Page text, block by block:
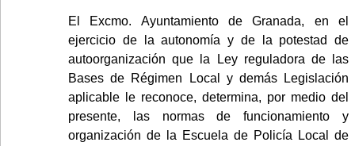
El Excmo. Ayuntamiento de Granada, en el
ejercicio de la autonomía y de la potestad de
autoorganización que la Ley reguladora de las
Bases de Régimen Local y demás Legislación
aplicable le reconoce, determina, por medio del
presente, las normas de funcionamiento y
organización de la Escuela de Policía Local de